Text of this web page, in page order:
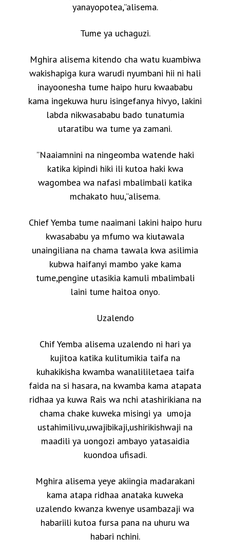
yanayopotea,”alisema.
Tume ya uchaguzi.
Mghira alisema kitendo cha watu kuambiwa
wakishapiga kura warudi nyumbani hii ni hali
inayoonesha tume haipo huru kwaababu
kama ingekuwa huru isingefanya hivyo, lakini
labda nikwasababu bado tunatumia
utaratibu wa tume ya zamani.
”Naaiamnini na ningeomba watende haki
katika kipindi hiki ili kutoa haki kwa
wagombea wa nafasi mbalimbali katika
mchakato huu,”alisema.
Chief Yemba tume naaimani lakini haipo huru
kwasababu ya mfumo wa kiutawala
unaingiliana na chama tawala kwa asilimia
kubwa haifanyi mambo yake kama
tume,pengine utasikia kamuli mbalimbali
laini tume haitoa onyo.
Uzalendo
Chif Yemba alisema uzalendo ni hari ya
kujitoa katika kulitumikia taifa na
kuhakikisha kwamba wanalililetaea taifa
faida na si hasara, na kwamba kama atapata
ridhaa ya kuwa Rais wa nchi atashirikiana na
chama chake kuweka misingi ya umoja
ustahimilivu,uwajibikaji,ushirikishwaji na
maadili ya uongozi ambayo yatasaidia
kuondoa ufisadi.
Mghira alisema yeye akiingia madarakani
kama atapa ridhaa anataka kuweka
uzalendo kwanza kwenye usambazaji wa
habariili kutoa fursa pana na uhuru wa
habari nchini.